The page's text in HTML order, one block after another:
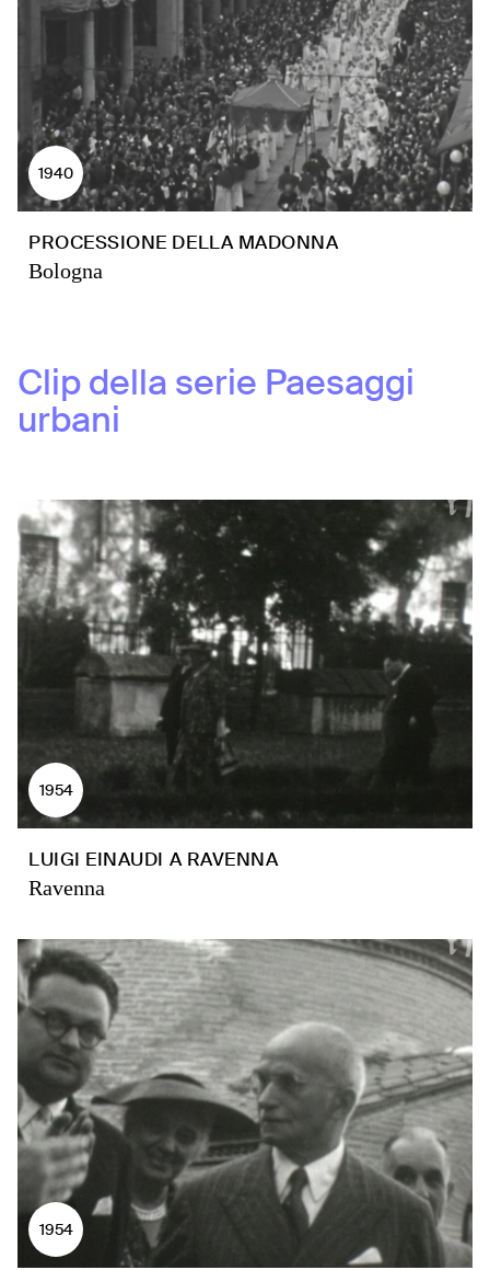
1940
PROCESSIONE DELLA MADONNA
Bologna
Clip della serie Paesaggi
urbani
1954
LUIGI EINAUDI A RAVENNA
Ravenna
1954